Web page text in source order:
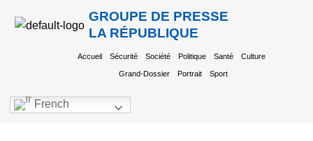
GROUPE DE PRESSE
LA RÉPUBLIQUE
Accueil Sécurité Société Politique Santé Culture
Grand-Dossier Portrait Sport
French